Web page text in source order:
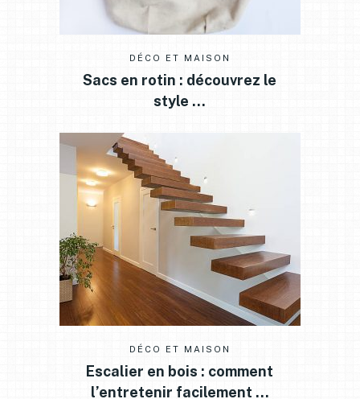
DÉCO ET MAISON
Sacs en rotin : découvrez le
style …
DÉCO ET MAISON
Escalier en bois : comment
l’entretenir facilement …